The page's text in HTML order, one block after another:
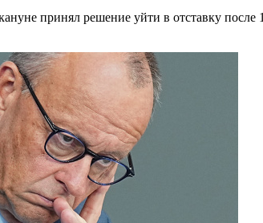
принял решение уйти в отставку после